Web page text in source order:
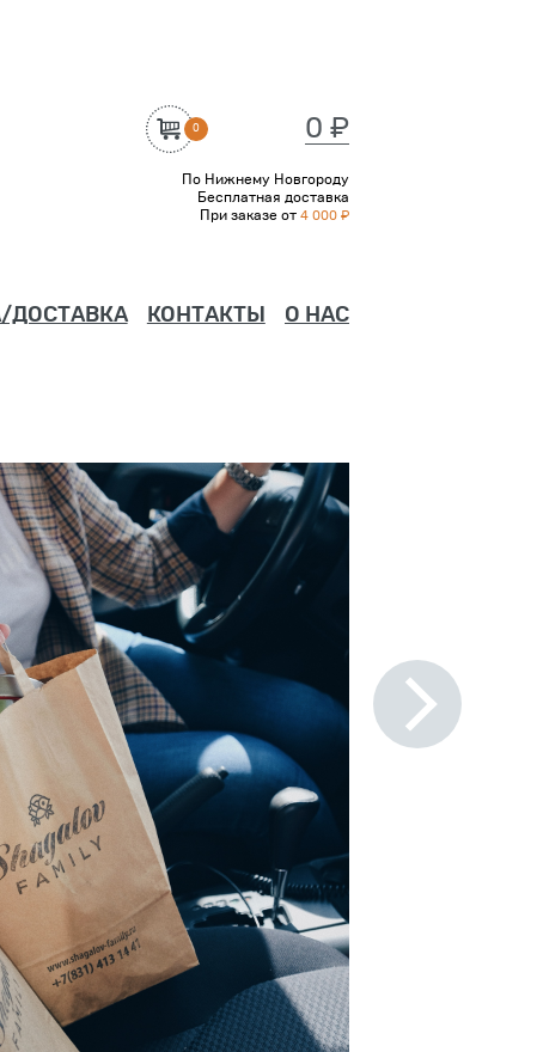
0 0 ₽
По Нижнему Новгороду
Бесплатная доставка
При заказе от 4 000 ₽
ДОСТАВКА КОНТАКТЫ О НАС